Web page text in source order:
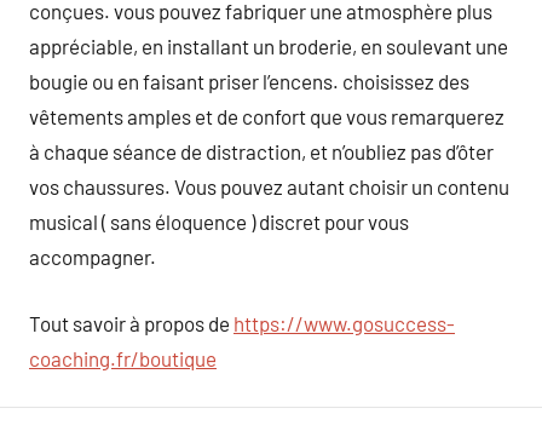
conçues. vous pouvez fabriquer une atmosphère plus
appréciable, en installant un broderie, en soulevant une
bougie ou en faisant priser l’encens. choisissez des
vêtements amples et de confort que vous remarquerez
à chaque séance de distraction, et n’oubliez pas d’ôter
vos chaussures. Vous pouvez autant choisir un contenu
musical ( sans éloquence ) discret pour vous
accompagner.
Tout savoir à propos de https://www.gosuccess-
coaching.fr/boutique